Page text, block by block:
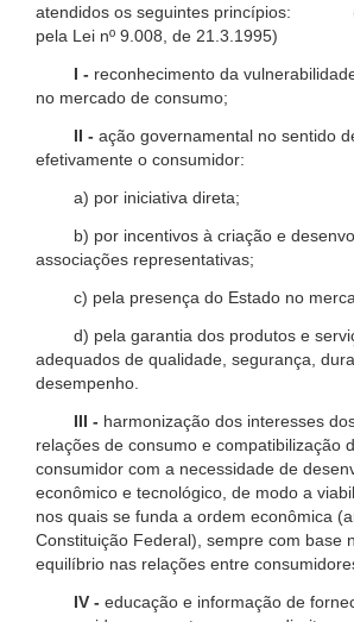
atendidos os seguintes princípios:
pela Lei nº 9.008, de 21.3.1995)
I - reconhecimento da
no mercado de consumo;
II - ação governamental no sentido
efetivamente o consumidor:
a) por iniciativa direta;
b) por incentivos à criação e
associações representativas;
c) pela presença do Estado no
d) pela garantia dos produtos e
adequados de qualidade, segurança,
desempenho.
III - harmonização dos interesses
relações de consumo e compatibilização
consumidor com a necessidade de
econômico e tecnológico, de modo a
nos quais se funda a ordem econômica
Constituição Federal), sempre com base
equilíbrio nas relações entre
IV - educação e informação de